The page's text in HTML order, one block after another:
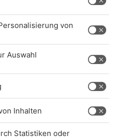
ARBEITEN DERZEIT
WEBSITE
- GEMÄSS D
B
W
STOSSEN ODER UN
GERNE.